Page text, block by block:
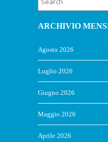
ARCHIVIO
Agosto 2026
Luglio 2026
Giugno 2026
Maggio 2026
Aprile 2026